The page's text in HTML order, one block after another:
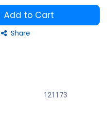
Add to Cart
Share
121173